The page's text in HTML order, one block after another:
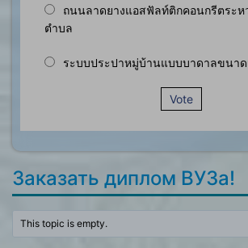
ถนนลาดยางแอสฟัลท์ติกคอนกรีตระห
ตำบล
ระบบประปาหมู่บ้านแบบบาดาลขนาด
Vote
Заказать диплом ВУЗа!
This topic is empty.